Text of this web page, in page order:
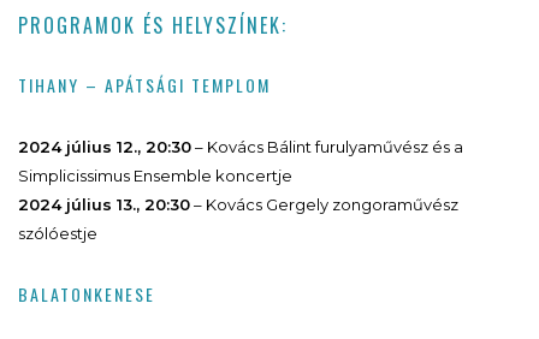
PROGRAMOK ÉS HELYSZÍNEK:
TIHANY – APÁTSÁGI TEMPLOM
2024 július 12., 20:30– Kovács Bálint furulyaművész és a
Simplicissimus Ensemble koncertje
2024 július 13., 20:30– Kovács Gergely zongoraművész
szólóestje
BALATONKENESE